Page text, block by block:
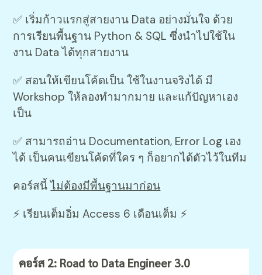
✅ เริ่มก้าวแรกสู่สายงาน Data อย่างมั่นใจ ด้วย
การเรียนพื้นฐาน Python & SQL ซึ่งนำไปใช้ใน
งาน Data ได้ทุกสายงาน
✅ สอนให้เขียนโค้ดเป็น ใช้ในงานจริงได้ มี
Workshop ให้ลองทำมากมาย และแก้ปัญหาเอง
เป็น
✅ สามารถอ่าน Documentation, Error Log เอง
ได้ เป็นคนเขียนโค้ดที่ใคร ๆ ก็อยากได้ตัวไว้ในทีม
คอร์สนี้ไม่ต้องมีพื้นฐานมาก่อน
⚡️ เรียนเต็มอิ่ม Access 6 เดือนเต็ม ⚡️
คอร์ส 2: Road to Data Engineer 3.0